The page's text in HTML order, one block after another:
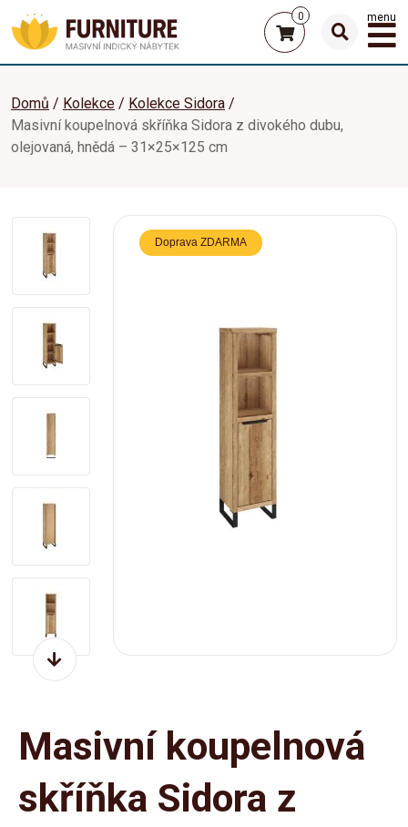
0 menu
Domů Kolekce
Kolekce Sidora
Masivní koupelnová skříňka Sidora z divokého dubu,
olejovaná, hnědá – 31×25×125 cm
Doprava ZDARMA
Masivní koupelnová
skříňka Sidora z